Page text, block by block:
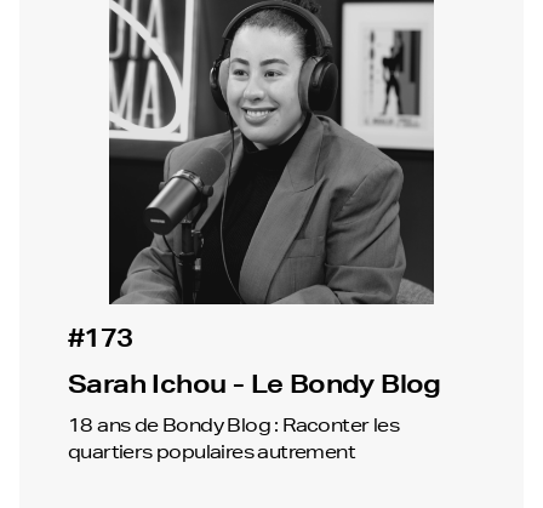
#173
Sarah Ichou - Le Bondy Blog
18 ans de Bondy Blog : Raconter les
quartiers populaires autrement